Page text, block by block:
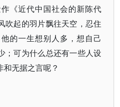
《近代中国社会的新陈代
吹起的羽片飘往天空，忍住
的一生想别人多，想自己
；可为什么总还有一些人设
无据之言呢？